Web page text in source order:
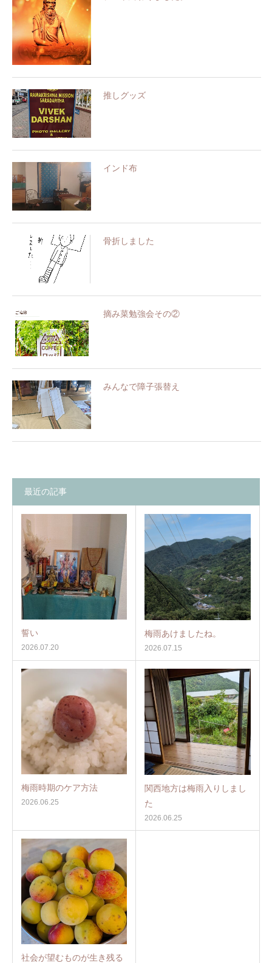
推しグッズ
インド布
骨折しました
摘み菜勉強会その②
みんなで障子張替え
最近の記事
誓い
2026.07.20
梅雨あけましたね。
2026.07.15
梅雨時期のケア方法
2026.06.25
関西地方は梅雨入りしまし
た
2026.06.25
社会が望むものが生き残る